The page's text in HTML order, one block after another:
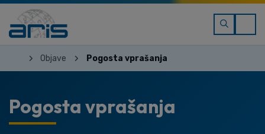
Objave Pogosta vprašanja
Pogosta vprašanja